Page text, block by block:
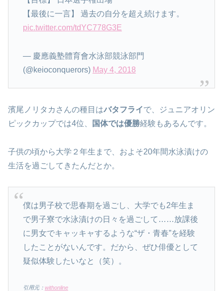
【最後に一言】 過去の自分を超え続けます。
pic.twitter.com/tdYC778G3E
— 慶應義塾體育會水泳部競泳部門
(@keioconquerors) May 4, 2018
濱尾ノリタカさんの種目はバタフライで、ジュニアオリン
ピックカップでは4位、
国体では優勝経験もあるんです。
子供の頃から大学２年生まで、およそ20年間水泳漬けの
生活を過ごしてきたんだとか。
僕は男子校で思春期を過ごし、大学でも2年生ま
で男子寮で水泳漬けの日々を過ごして……放課後
に男女でキャッキャするような“ザ・青春”を経験
したことがないんです。だから、ぜひ俳優として
疑似体験したいなと（笑）。
引用元： withonline